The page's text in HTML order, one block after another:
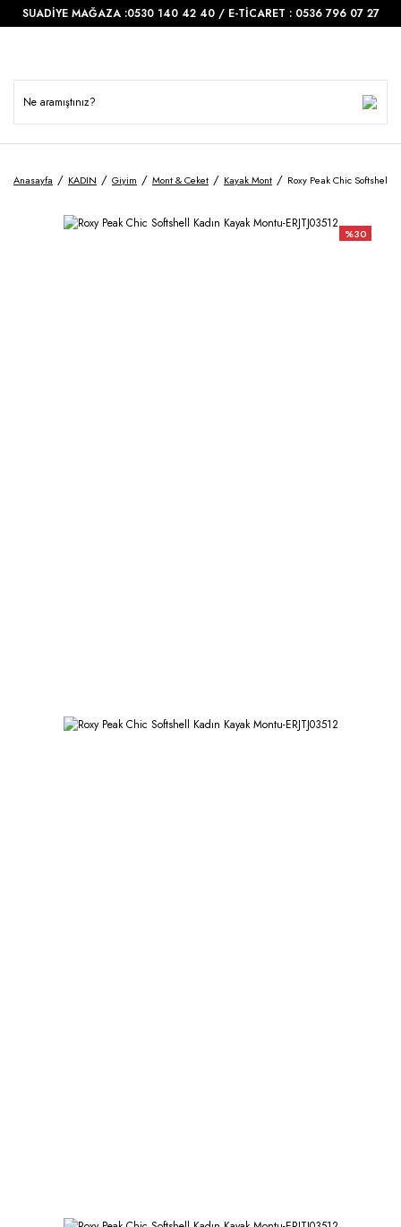
SUADİYE MAĞAZA :0530 140 42 40 / E-TİCARET : 0536 796 07 27
Anasayfa KADIN Giyim Mont & Ceket Kayak Mont Roxy Peak Chic Softshell
%30